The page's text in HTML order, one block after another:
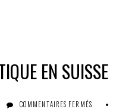
EN SUISSE
COMMENTAIRES FERMÉS